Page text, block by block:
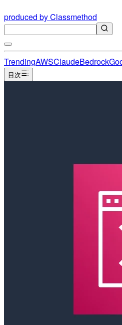
produced by Classmethod
TrendingAWSClaudeBedrock
目次